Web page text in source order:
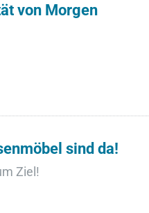
von Morgen
sind da!
Ziel!